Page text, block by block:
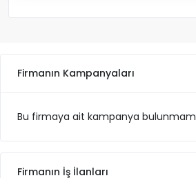
Firmanın Kampanyaları
Bu firmaya ait kampanya
Firmanın İş İlanları